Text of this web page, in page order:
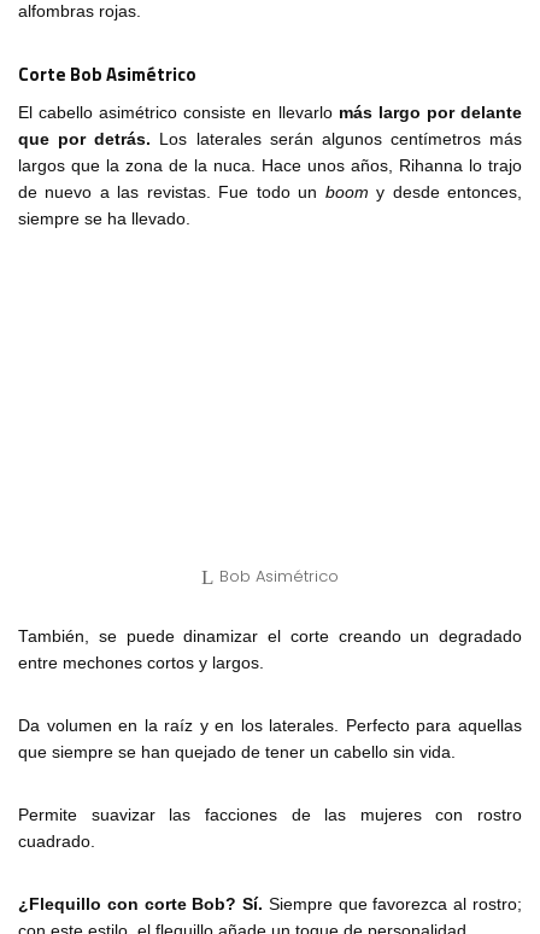
alfombras rojas.
Corte Bob Asimétrico
El cabello asimétrico consiste en llevarlo más largo por delante
que por detrás. Los laterales serán algunos centímetros más
largos que la zona de la nuca. Hace unos años, Rihanna lo trajo
de nuevo a las revistas. Fue todo un boomy desde entonces,
siempre se ha llevado.
Bob Asimétrico
También, se puede dinamizar el corte creando un degradado
entre mechones cortos y largos.
Da volumen en la raíz y en los laterales. Perfecto para aquellas
que siempre se han quejado de tener un cabello sin vida.
Permite suavizar las facciones de las mujeres con rostro
cuadrado.
¿Flequillo con corte Bob? Sí. Siempre que favorezca al rostro;